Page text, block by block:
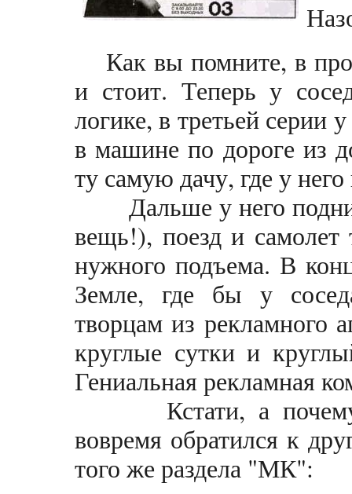
Как вы помните, в
и стоит. Теперь у
логике, в третьей серии
в машине по дороге из
ту самую дачу, где у
Дальше у него
вещь!), поезд и самолет
нужного подъема. В
Земле, где бы у
творцам из рекламного
круглые сутки и
Гениальная рекламная
Кстати, а почему
вовремя обратился к
того же раздела "МК":